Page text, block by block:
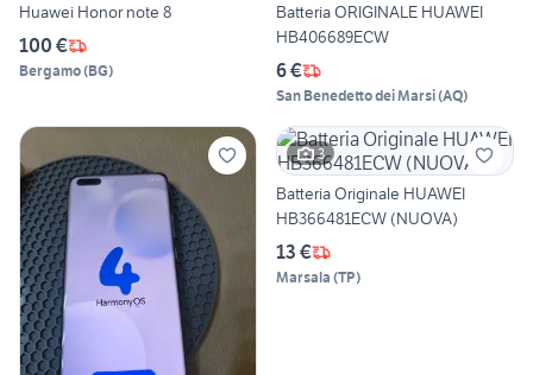
Huawei Honor note 8
100 €
Bergamo(BG)
Batteria ORIGINALE HUAWEI
HB406689ECW
6 €
San Benedetto dei Marsi(AQ)
3
Batteria Originale HUAWEI
HB366481ECW (NUOVA)
13 €
Marsala (TP)